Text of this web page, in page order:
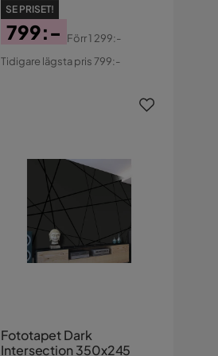
SE PRISET!
Pris
799:-
Original
Förr1 299:-
Tidigare lägsta pris 799:-
Fototapet Dark
Intersection 350x245